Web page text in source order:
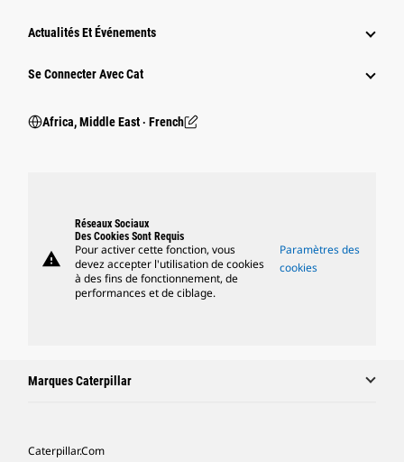
Actualités Et Événements
Se Connecter Avec Cat
Africa, Middle East ‧ French
warning
Réseaux Sociaux
Des Cookies Sont Requis
Pour activer cette fonction, vous
devez accepter l'utilisation de cookies
à des fins de fonctionnement, de
performances et de ciblage.
Paramètres des
cookies
Marques Caterpillar
Caterpillar.com